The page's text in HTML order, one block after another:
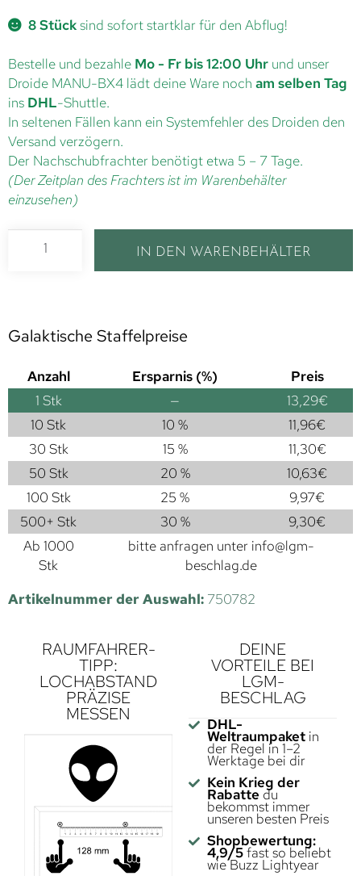
8 Stücksind sofort startklar für den Abflug!
Bestelle und bezahle Mo - Fr bis 12:00 Uhr und unser
Droide MANU-BX4 lädt deine Ware noch am selben Tag
ins DHL-Shuttle.
In seltenen Fällen kann ein Systemfehler des Droiden den
Versand verzögern.
Der Nachschubfrachter benötigt etwa 5 – 7 Tage.
(Der Zeitplan des Frachters ist im Warenbehälter
einzusehen)
IN DEN WARENBEHÄLTER
Galaktische Staffelpreise
Anzahl Ersparnis (%)
Preis
1 Stk — 13,29€
10 Stk
10 % 11,96€
30 Stk
15 % 11,30€
50 Stk
20 % 10,63€
100 Stk
25 % 9,97€
500+ Stk
30 % 9,30€
Ab 1000
Stk
bitte anfragen unter info@lgm-
beschlag.de
Artikelnummer der Auswahl: 750782
RAUMFAHRER-
TIPP:
LOCHABSTAND
PRÄZISE
MESSEN
DEINE
VORTEILE BEI
LGM-
BESCHLAG
DHL-
Weltraumpaketin
der Regel in 1–2
Werktage bei dir
Kein Krieg der
Rabatte du
bekommst immer
unseren besten Preis
Shopbewertung:
4,9/5fast so beliebt
wie Buzz Lightyear